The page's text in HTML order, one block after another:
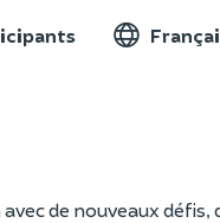
avec de nouveaux